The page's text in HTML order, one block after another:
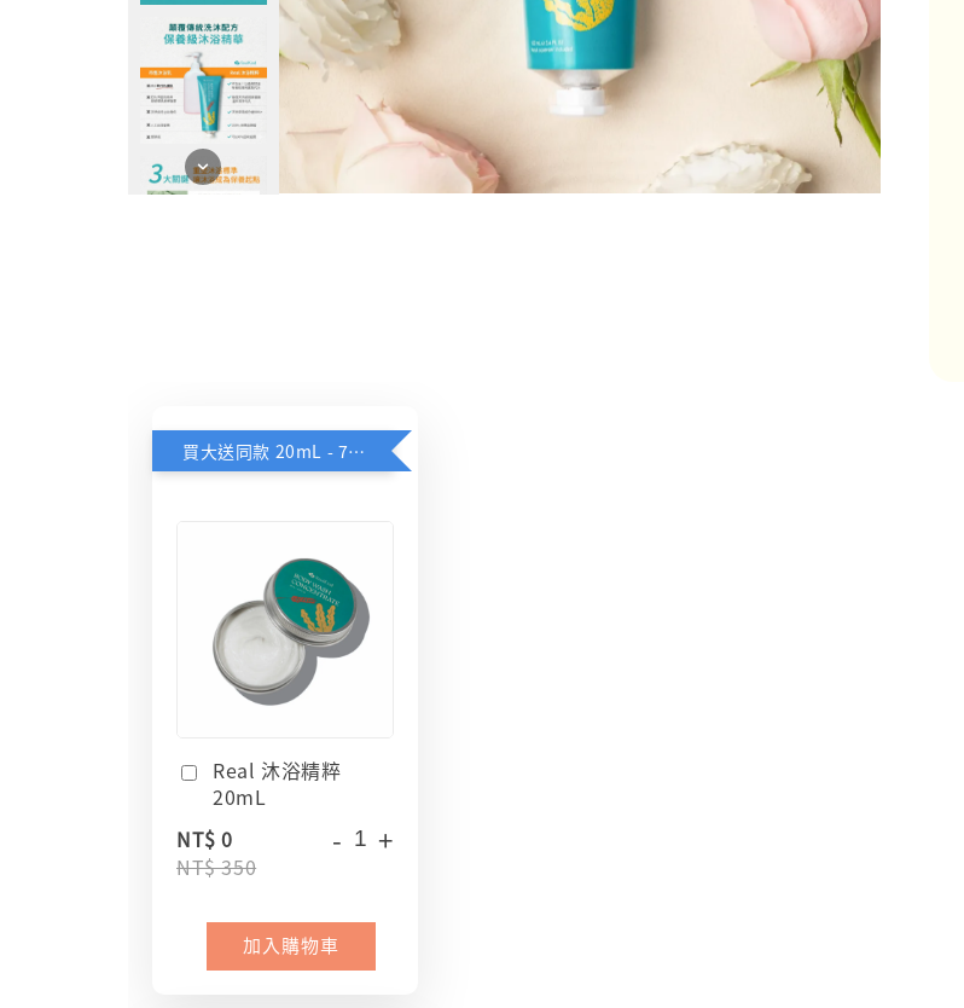
買大送同款 20mL - 7日安心體驗
Real 沐浴精粹
20mL
NT$ 0
NT$ 350
- +
加入購物車